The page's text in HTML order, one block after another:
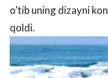
o’tib uning dizayni
qoldi.